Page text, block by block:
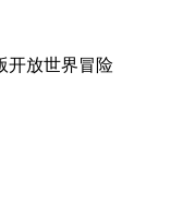
开放世界冒险